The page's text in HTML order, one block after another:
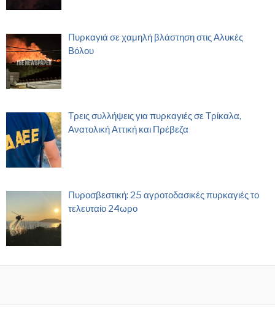
Πυρκαγιά σε χαμηλή βλάστηση στις Αλυκές
Βόλου
Τρεις συλλήψεις για πυρκαγιές σε Τρίκαλα,
Ανατολική Αττική και Πρέβεζα
Πυροσβεστική: 25 αγροτοδασικές πυρκαγιές το
τελευταίο 24ωρο